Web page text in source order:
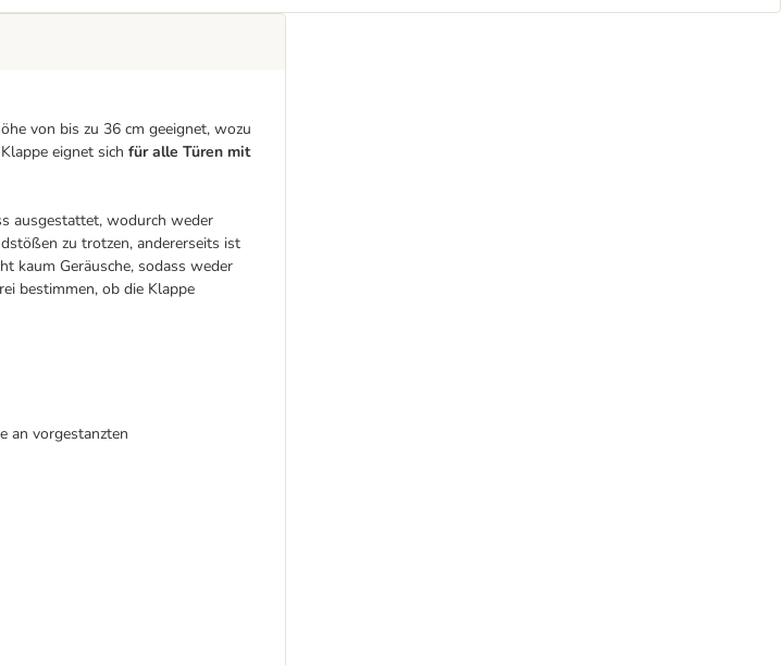
von bis zu 36 cm geeignet, wozu
eignet sich für alle Türen mit
ausgestattet, wodurch weder
zu trotzen, andererseits ist
kaum Geräusche, sodass weder
bestimmen, ob die Klappe
an vorgestanzten